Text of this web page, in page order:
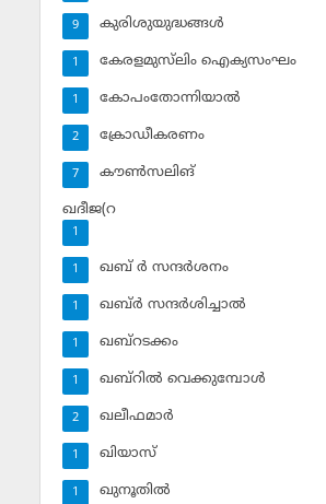
കുരിശുയുദ്ധങ്ങള്‍
9
കേരളമുസ്‌ലിം ഐക്യസംഘം
1
കോപംതോന്നിയാല്‍
1
ക്രോഡീകരണം
2
കൗണ്‍സലിങ്‌
7
ഖദീജ(റ
1
ഖബ് ര്‍ സന്ദര്‍ശനം
1
ഖബ്ര്‍ സന്ദര്‍ശിച്ചാല്‍
1
ഖബ്‌റടക്കം
1
ഖബ്‌റില്‍ വെക്കുമ്പോള്‍
1
ഖലീഫമാര്‍
2
ഖിയാസ്
1
ഖുനൂതില്‍
1